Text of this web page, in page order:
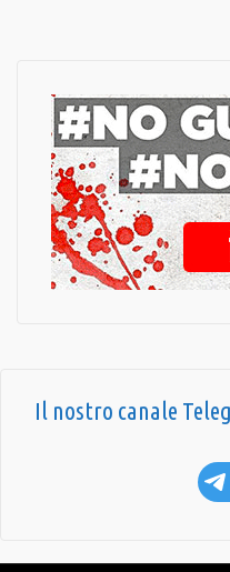
Il nostro canale